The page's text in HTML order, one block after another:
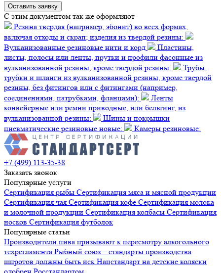
C этим документом так же оформляют
Резина твердая (например, эбонит) во всех формах,
включая отходы и скрап; изделия из твердой резины:
Вулканизованные резиновые нити и корд
Пластины,
листы, полосы или ленты, прутки и профили фасонные из
вулканизованной резины, кроме твердой резины:
Трубы,
трубки и шланги из вулканизованной резины, кроме твердой
резины, без фитингов или с фитингами (например,
соединениями, патрубками, фланцами):
Ленты
конвейерные или ремни приводные, или бельтинг, из
вулканизованной резины:
Шины и покрышки
пневматические резиновые новые:
Камеры резиновые:
+7 (499) 113-35-38
Заказать звонок
Популярные услуги
Сертификация рыбы Сертификация мяса и мясной продукции
Сертификация чая Сертификация кофе Сертификация молока
и молочной продукции Сертификация колбасы Сертификация
носков Сертификация футболок
Популярные статьи
Производители пива призывают к пересмотру алкогольного
техрегламента Рыбный союз – стандарты производства
шпротов должны быть иск Нацстандарт на детские коляски